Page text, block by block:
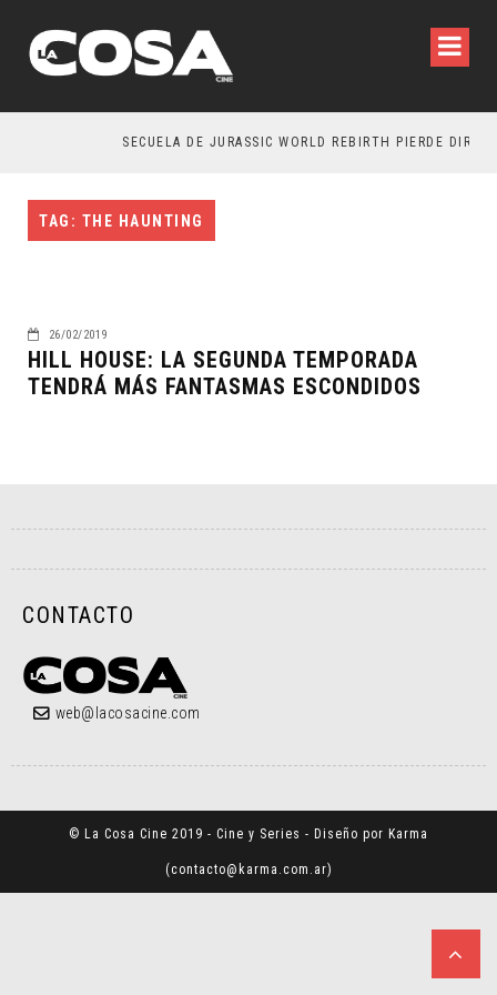
SECUELA DE JURASSIC WORLD REBIRTH PIERDE
TAG: THE HAUNTING
26/02/2019
HILL HOUSE: LA SEGUNDA TEMPORADA
TENDRÁ MÁS FANTASMAS ESCONDIDOS
CONTACTO
web@lacosacine.com
© La Cosa Cine 2019 - Cine y Series - Diseño por Karma
(contacto@karma.com.ar)